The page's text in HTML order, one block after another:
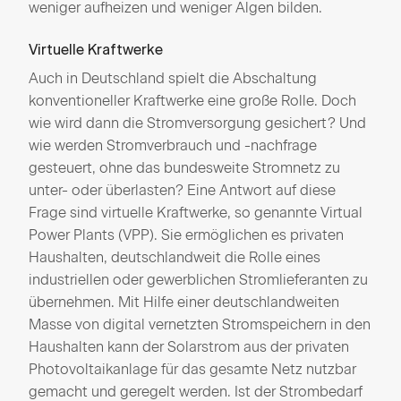
weniger aufheizen und weniger Algen bilden.
Virtuelle Kraftwerke
Auch in Deutschland spielt die Abschaltung
konventioneller Kraftwerke eine große Rolle. Doch
wie wird dann die Stromversorgung gesichert? Und
wie werden Stromverbrauch und -nachfrage
gesteuert, ohne das bundesweite Stromnetz zu
unter- oder überlasten? Eine Antwort auf diese
Frage sind virtuelle Kraftwerke, so genannte Virtual
Power Plants (VPP). Sie ermöglichen es privaten
Haushalten, deutschlandweit die Rolle eines
industriellen oder gewerblichen Stromlieferanten zu
übernehmen. Mit Hilfe einer deutschlandweiten
Masse von digital vernetzten Stromspeichern in den
Haushalten kann der Solarstrom aus der privaten
Photovoltaikanlage für das gesamte Netz nutzbar
gemacht und geregelt werden. Ist der Strombedarf